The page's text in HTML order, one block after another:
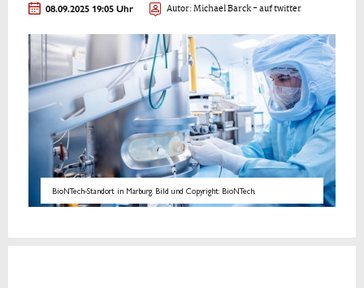
08.09.2025 19:05 Uhr Autor:Michael Barck- auf twitter
BioNTech-Standort in Marburg. Bild und Copyright: BioNTech.